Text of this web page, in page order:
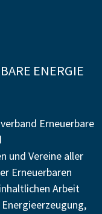
ENERGIE
Erneuerbare
und Vereine aller
Erneuerbaren
Arbeit